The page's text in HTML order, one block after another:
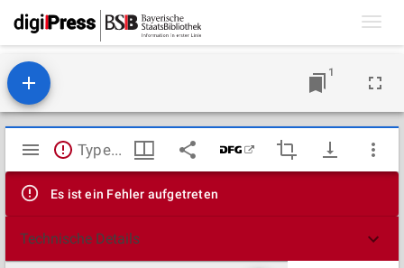
1
Mirador
Viewer
TypeError: Failed to fetch
Es ist ein Fehler aufgetreten
Technische Details